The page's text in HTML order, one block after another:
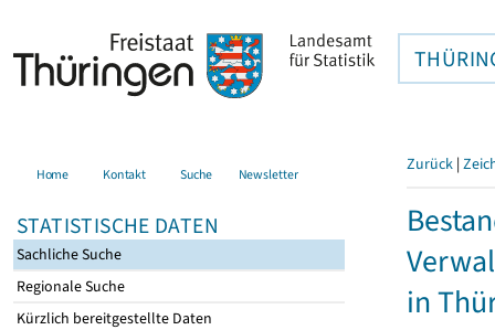
Home Kontakt Suche Newsletter
STATISTISCHE DATEN
Sachliche Suche
Regionale Suche
Kürzlich bereitgestellte Daten
Zurück |
in